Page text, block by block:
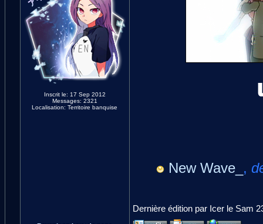
Inscrit le: 17 Sep 2012
Messages: 2321
Localisation: Territoire banquise
New Wave_ ,
Dernière édition par Icer le Sam